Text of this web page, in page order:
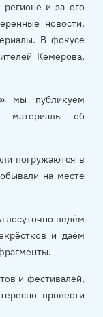
и за его
новости,
В фокусе
Кемерова,
мы публикуем
материалы об
погружаются в
на месте
ведём
и даём
и фестивалей,
провести